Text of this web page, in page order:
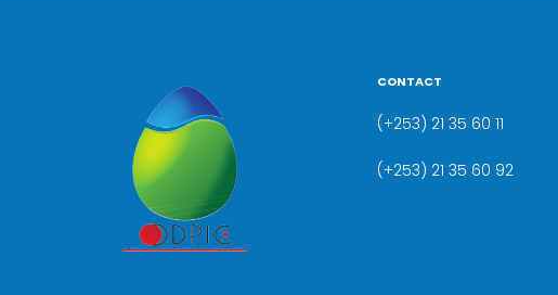
CONTACT
(+253) 21 35 60 11
(+253) 21 35 60 92